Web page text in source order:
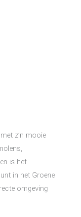
z’n mooie
is het
in het Groene
omgeving